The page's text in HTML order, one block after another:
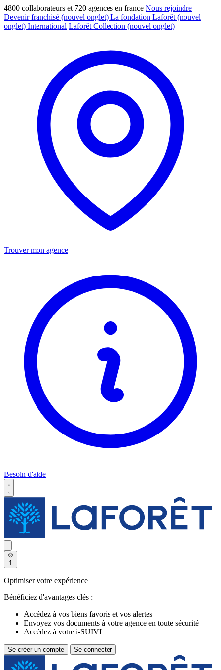
4800 collaborateurs et 720 agences en france Nous rejoindre
Devenir franchisé (nouvel onglet) La fondation Laforêt (nouvel
onglet) International Laforêt Collection (nouvel onglet)
Trouver mon agence
Besoin d'aide
1
Optimiser votre expérience
Bénéficiez d'avantages clés :
Accédez à vos biens favoris et vos alertes
Envoyez vos documents à votre agence en toute sécurité
Accédez à votre i-SUIVI
Se créer un compte Se connecter